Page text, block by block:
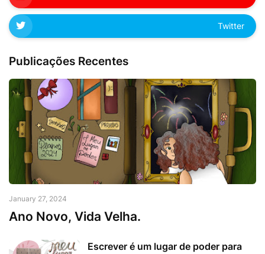
Twitter
Publicações Recentes
January 27, 2024
Ano Novo, Vida Velha.
Escrever é um lugar de poder para